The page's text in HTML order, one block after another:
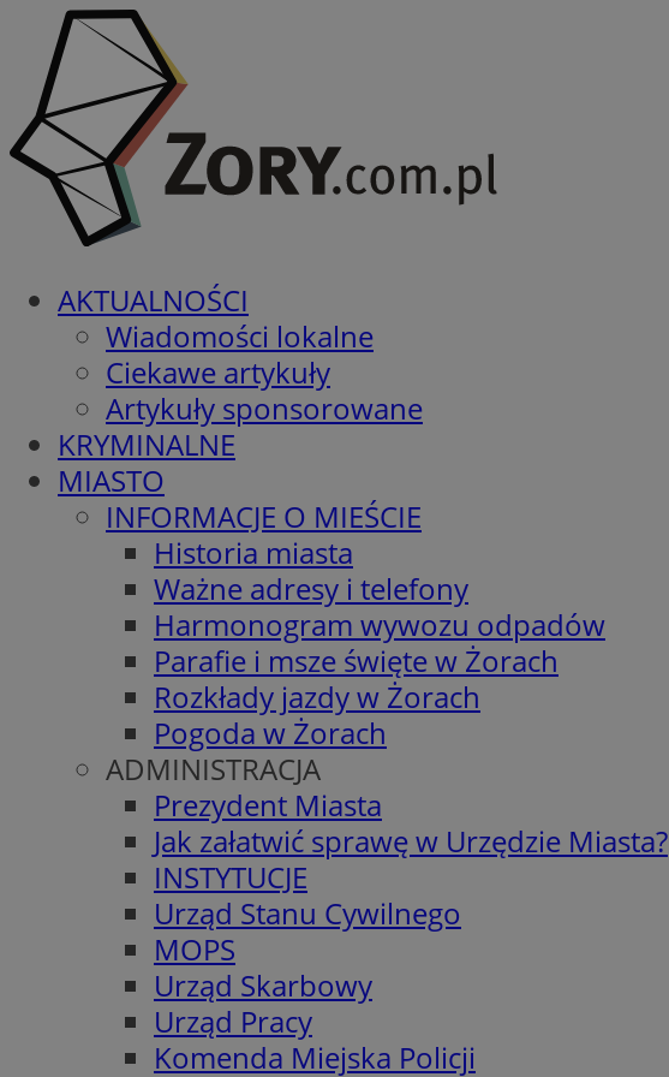
AKTUALNOŚCI
Wiadomości lokalne
Ciekawe artykuły
Artykuły sponsorowane
KRYMINALNE
MIASTO
INFORMACJE O MIEŚCIE
Historia miasta
Ważne adresy i telefony
Harmonogram wywozu odpadów
Parafie i msze święte w Żorach
Rozkłady jazdy w Żorach
Pogoda w Żorach
ADMINISTRACJA
Prezydent Miasta
Jak załatwić sprawę w Urzędzie Miasta?
INSTYTUCJE
Urząd Stanu Cywilnego
MOPS
Urząd Skarbowy
Urząd Pracy
Komenda Miejska Policji